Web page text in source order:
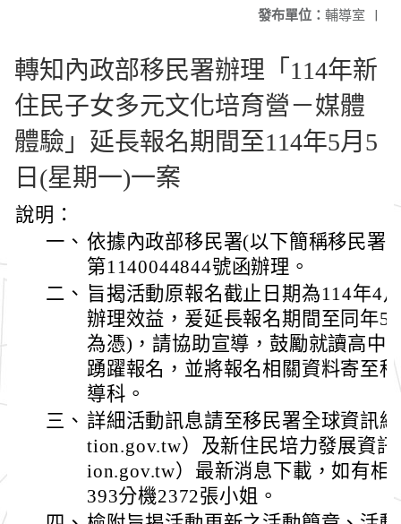
發布單位： 輔導室 |
轉知內政部移民署辦理「114年新
住民子女多元文化培育營－媒體
體驗」延長報名期間至114年5月5
日(星期一)一案
說明：
一、 依據內政部移民署(以下簡稱移民署
第1140044844號函辦理。
二、 旨揭活動原報名截止日期為114年4
辦理效益，爰延長報名期間至同年5
為憑)，請協助宣導，鼓勵就讀高中
踴躍報名，並將報名相關資料寄至
導科。
三、 詳細活動訊息請至移民署全球資訊
tion.gov.tw）及新住民培力發展資
ion.gov.tw）最新消息下載，如有相
393分機2372張小姐。